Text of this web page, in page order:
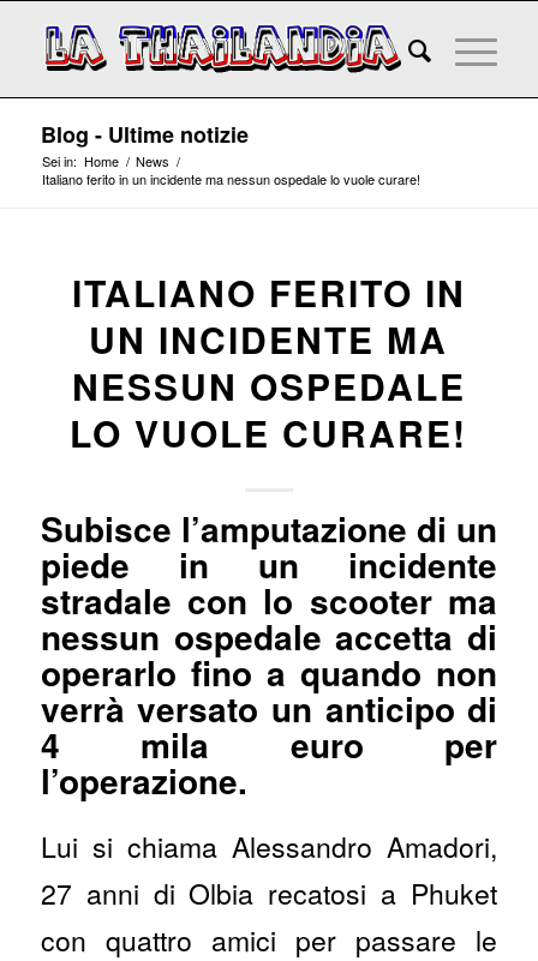
Blog - Ultime notizie
Sei in: Home / News /
Italiano ferito in un incidente ma nessun ospedale lo vuole curare!
ITALIANO FERITO IN
UN INCIDENTE MA
NESSUN OSPEDALE
LO VUOLE CURARE!
Subisce l’amputazione di un
piede in un incidente
stradale con lo scooter ma
nessun ospedale accetta di
operarlo fino a quando non
verrà versato un anticipo di
4 mila euro per
l’operazione.
Lui si chiama Alessandro Amadori,
27 anni di Olbia recatosi a Phuket
con quattro amici per passare le